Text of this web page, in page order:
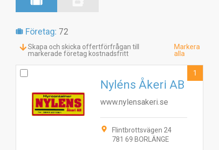
Företag: 72
Skapa och skicka offertförfrågan till
markerade företag kostnadsfritt
Markera
alla
Nyléns Åkeri AB
www.nylensakeri.se
Flintbrottsvägen 24
781 69 BORLÄNGE
1